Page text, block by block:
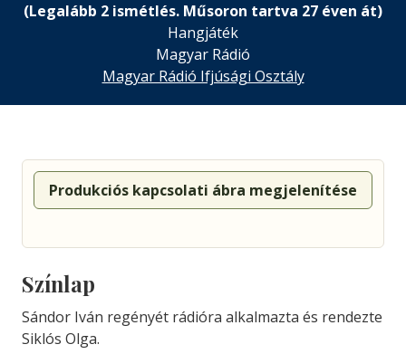
(Legalább 2 ismétlés. Műsoron tartva 27 éven át)
Hangjáték
Magyar Rádió
Magyar Rádió Ifjúsági Osztály
Produkciós kapcsolati ábra megjelenítése
Színlap
Sándor Iván regényét rádióra alkalmazta és rendezte
Siklós Olga.